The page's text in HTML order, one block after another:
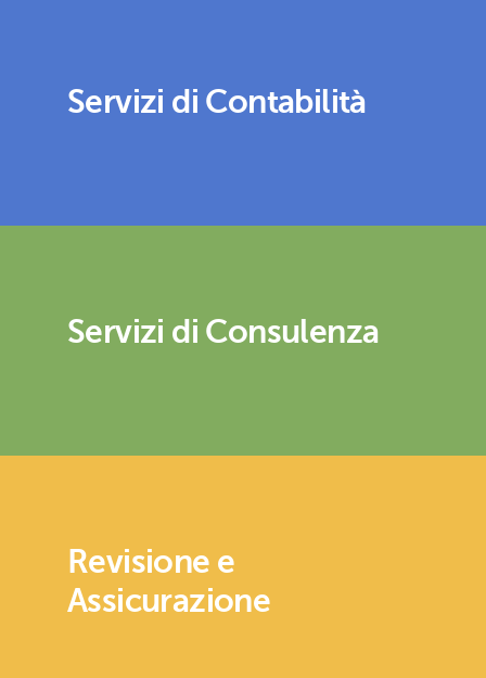
Servizi di Contabilità
Servizi di Consulenza
Revisione e
Assicurazione